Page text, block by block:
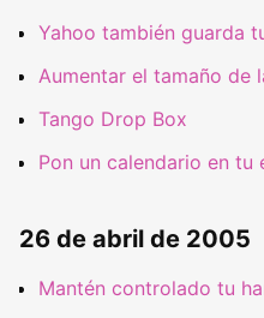
Yahoo también guarda
Aumentar el tamaño de
Tango Drop Box
Pon un calendario en tu
26 de abril de 2005
Mantén controlado tu